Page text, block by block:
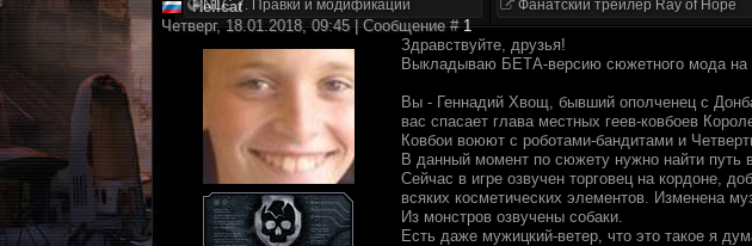
NLC 7. Правки и модификации
Фанатский трейлер Ray of Hope
Heilcat
Четверг, 18.01.2018, 09:45 | Сообщение #1
Здравствуйте, друзья!
Выкладываю БЕТА-версию сюжетного мода на
Вы - Геннадий Хвощ, бывший ополченец с
вас спасает глава местных геев-ковбоев
Ковбои воюют с роботами-бандитами и
В данный момент по сюжету нужно найти
Сейчас в игре озвучен торговец на кордоне,
всяких косметических элементов. Изменена
Из монстров озвучены собаки.
Есть даже мужицкий-ветер, что это такое я